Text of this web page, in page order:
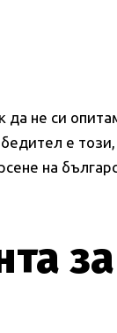
да не си
е
на
за